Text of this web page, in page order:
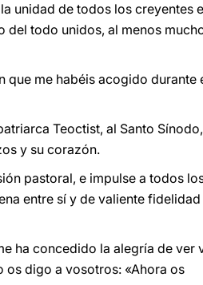
unidad de todos los creyentes
del todo unidos, al menos
que me habéis acogido durante
Teoctist, al Santo
y su corazón.
pastoral, e impulse a todos
entre sí y de valiente fidelidad
ha concedido la alegría de ver
os digo a vosotros: «Ahora os